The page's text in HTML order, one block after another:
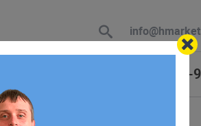
+7 (925) 464-